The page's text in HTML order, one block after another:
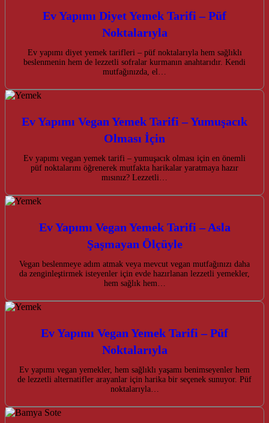
Ev Yapımı Diyet Yemek Tarifi – Püf
Noktalarıyla
Ev yapımı diyet yemek tarifleri – püf noktalarıyla hem sağlıklı
beslenmenin hem de lezzetli sofralar kurmanın anahtarıdır. Kendi
mutfağınızda, el…
Ev Yapımı Vegan Yemek Tarifi – Yumuşacık
Olması İçin
Ev yapımı vegan yemek tarifi – yumuşacık olması için en önemli
püf noktalarını öğrenerek mutfakta harikalar yaratmaya hazır
mısınız? Lezzetli…
Ev Yapımı Vegan Yemek Tarifi – Asla
Şaşmayan Ölçüyle
Vegan beslenmeye adım atmak veya mevcut vegan mutfağınızı daha
da zenginleştirmek isteyenler için evde hazırlanan lezzetli yemekler,
hem sağlık hem…
Ev Yapımı Vegan Yemek Tarifi – Püf
Noktalarıyla
Ev yapımı vegan yemekler, hem sağlıklı yaşamı benimseyenler hem
de lezzetli alternatifler arayanlar için harika bir seçenek sunuyor. Püf
noktalarıyla…